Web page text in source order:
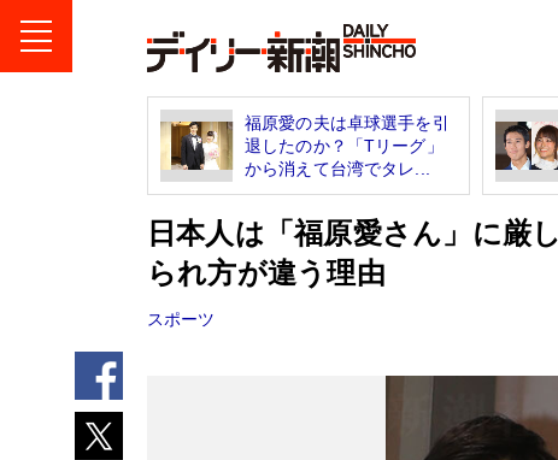
福原愛の夫は卓球選手を引
退したのか？「Tリーグ」
から消えて台湾でタレ...
日本人は「福原愛さん」に
られ方が違う理由
スポーツ